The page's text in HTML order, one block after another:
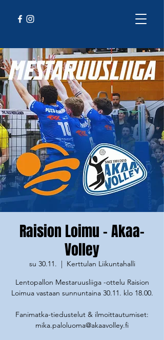
Raision Loimu - Akaa-
Volley
su 30.11.
  |
Kerttulan Liikuntahalli
Lentopallon Mestaruusliiga -ottelu Raision
Loimua vastaan sunnuntaina 30.11. klo 18.00.
Fanimatka-tiedustelut & ilmoittautumiset:
mika.paloluoma@akaavolley.fi